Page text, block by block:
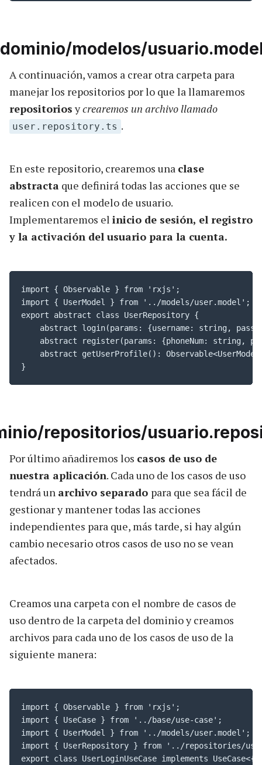
modelos/
A continuación, vamos a crear otra carpeta para
manejar los repositorios por lo que la llamaremos
repositorios ycrearemos un archivo llamado
user.repository.ts .
En este repositorio, crearemos una clase
abstracta que definirá todas las acciones que se
realicen con el modelo de usuario.
Implementaremos el inicio de sesión, el registro
y la activación del usuario para la cuenta.
import { Observable } from 'rxjs';
import { UserModel } from '../models/user.model';
export abstract class UserRepository {
abstract login(params: {username: string,
abstract register(params: {phoneNum: string,
abstract getUserProfile():
}
repositorios/
Por último añadiremos los casos de uso de
nuestra aplicación. Cada uno de los casos de uso
tendrá un archivo separado para que sea fácil de
gestionar y mantener todas las acciones
independientes para que, más tarde, si hay algún
cambio necesario otros casos de uso no se vean
afectados.
Creamos una carpeta con el nombre de casos de
uso dentro de la carpeta del dominio y creamos
archivos para cada uno de los casos de uso de la
siguiente manera:
import { Observable } from 'rxjs';
import { UseCase } from '../base/use-case';
import { UserModel } from '../models/user.model';
import { UserRepository } from '../repositories/
export class UserLoginUseCase implements